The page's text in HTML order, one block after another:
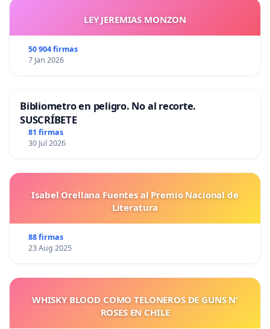
LEY JEREMIAS MONZON
50 904 firmas
7 Jan 2026
Bibliometro en peligro. No al recorte.
SUSCRÍBETE
81 firmas
30 Jul 2026
Isabel Orellana Fuentes al Premio Nacional de
Literatura
88 firmas
23 Aug 2025
WHISKY BLOOD COMO TELONEROS DE GUNS N'
ROSES EN CHILE